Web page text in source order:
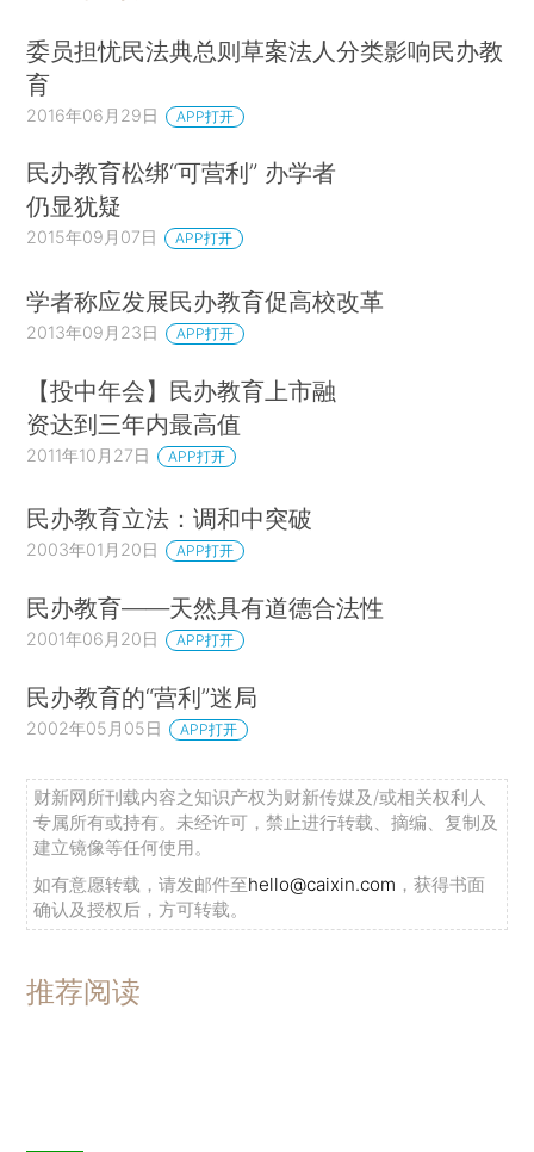
委员担忧民法典总则草案法人分类影响民办教
育
2016年06月29日 APP打开
民办教育松绑“可营利” 办学者
仍显犹疑
2015年09月07日 APP打开
学者称应发展民办教育促高校改革
2013年09月23日 APP打开
【投中年会】民办教育上市融
资达到三年内最高值
2011年10月27日 APP打开
民办教育立法：调和中突破
2003年01月20日 APP打开
民办教育——天然具有道德合法性
2001年06月20日 APP打开
民办教育的“营利”迷局
2002年05月05日 APP打开
财新网所刊载内容之知识产权为财新传媒及/或相关权利人
专属所有或持有。未经许可，禁止进行转载、摘编、复制及
建立镜像等任何使用。
如有意愿转载，请发邮件至hello@caixin.com ，获得书面
确认及授权后，方可转载。
推荐阅读